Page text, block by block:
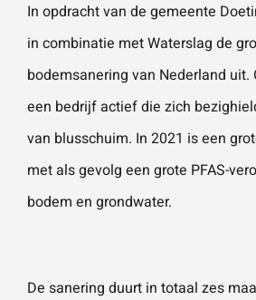
In opdracht van de gemeente
in combinatie metWaterslag de
bodemsanering van Nederland uit.
een bedrijf actief die zich
van blusschuim. In 2021 is een
met als gevolg een grote PFAS-
bodem en grondwater.
De sanering duurt in totaal zes